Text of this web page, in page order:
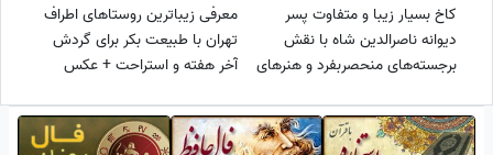
کاخ بسیار زیبا و متفاوت پسر
دیوانه ناصرالدین شاه با نقش
برجسته‌های منحصربفرد و هنرهای
ایرانیان جمیعا در این عمارت جمع
شده که!👌+ ویدئو
معرفی زیباترین روستاهای اطراف
تهران با طبیعت بکر برای گردش
آخر هفته و استراحت + عکس